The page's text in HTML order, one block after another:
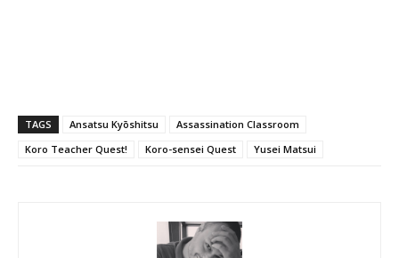
TAGS Ansatsu Kyōshitsu
Assassination Classroom
Koro Teacher Quest!
Koro-sensei Quest Yusei Matsui